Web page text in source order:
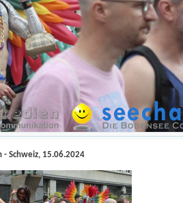
- Schweiz, 15.06.2024